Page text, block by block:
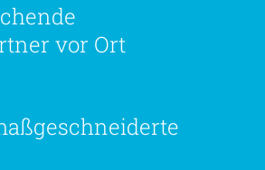
vor Ort